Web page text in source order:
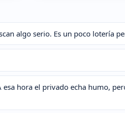
algo serio. Es un poco lotería
hora el privado echa humo,